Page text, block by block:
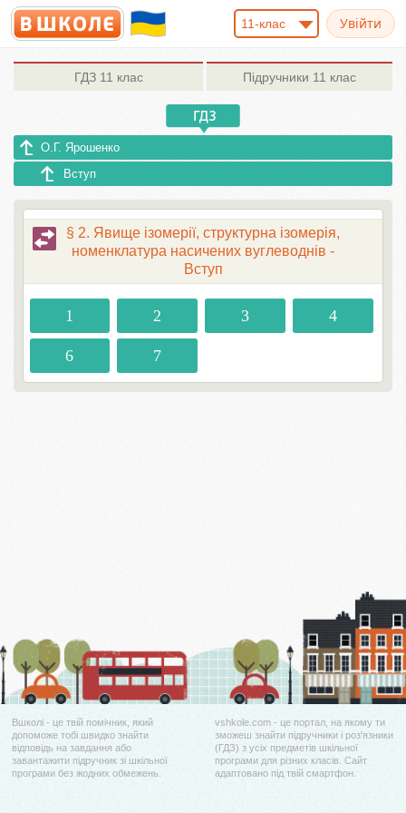
11-клас
ГДЗ11 клас Підручники 11 клас
О.Г. Ярошенко
Вступ
§ 2. Явище ізомерії, структурна ізомерія,
номенклатура насичених вуглеводнів -
Вступ
1 2 3 4
6 7
Вшколі - це твій помічник, який
допоможе тобі швидко знайти
відповідь на завдання або
завантажити підручник зі шкільної
програми без жодних обмежень.
vshkole.com - це портал, на якому ти
зможеш знайти підручники і роз'язники
(ГДЗ) з усіх предметів шкільної
програми для різних класів. Сайт
адаптовано під твій смартфон.